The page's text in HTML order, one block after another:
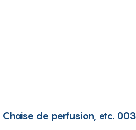
Chaise de perfusion, etc. 003